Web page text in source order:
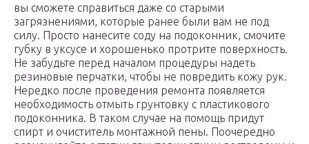
вы сможете справиться даже со старыми
загрязнениями, которые ранее были вам не под
силу. Просто нанесите соду на подоконник, смочите
губку в уксусе и хорошенько протрите поверхность.
Не забудьте перед началом процедуры надеть
резиновые перчатки, чтобы не повредить кожу рук.
Нередко после проведения ремонта появляется
необходимость отмыть грунтовку с пластикового
подоконника. В таком случае на помощь придут
спирт и очиститель монтажной пены. Поочередно